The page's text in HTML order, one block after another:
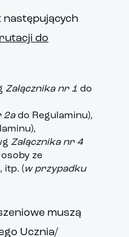
do
Załącznika nr 1 do
2ado Regulaminu),
Załącznika nr 4
ze
itp. (w przypadku
muszą
Ucznia/